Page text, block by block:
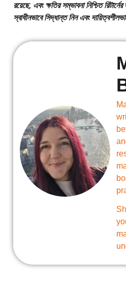
রয়েছে, এবং ক্ষতির সম্ভাবনা নিশ্চিত
স্বাধীনভাবে সিদ্ধান্ত নিন এবং